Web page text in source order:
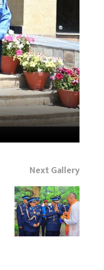
Next Gallery